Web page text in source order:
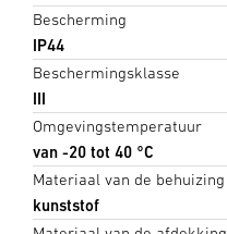
Bescherming
IP44
Beschermingsklasse
III
Omgevingstemperatuur
van -20 tot 40 °C
Materiaal van de behuizing
kunststof